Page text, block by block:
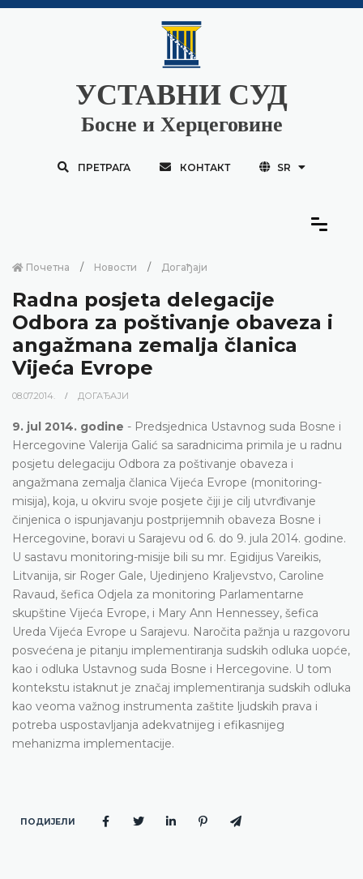
УСТАВНИ СУД
Босне и Херцеговине
ПРЕТРАГА КОНТАКТ SR
Почетна Новости Догађаји
Radna posjeta delegacije
Odbora za poštivanje obaveza i
angažmana zemalja članica
Vijeća Evrope
08.07.2014. ДОГАЂАЈИ
9. jul 2014. godine - Predsjednica Ustavnog suda Bosne i
Hercegovine Valerija Galić sa saradnicima primila je u radnu
posjetu delegaciju Odbora za poštivanje obaveza i
angažmana zemalja članica Vijeća Evrope (monitoring-
misija), koja, u okviru svoje posjete čiji je cilj utvrđivanje
činjenica o ispunjavanju postprijemnih obaveza Bosne i
Hercegovine, boravi u Sarajevu od 6. do 9. jula 2014. godine.
U sastavu monitoring-misije bili su mr. Egidijus Vareikis,
Litvanija, sir Roger Gale, Ujedinjeno Kraljevstvo, Caroline
Ravaud, šefica Odjela za monitoring Parlamentarne
skupštine Vijeća Evrope, i Mary Ann Hennessey, šefica
Ureda Vijeća Evrope u Sarajevu. Naročita pažnja u razgovoru
posvećena je pitanju implementiranja sudskih odluka uopće,
kao i odluka Ustavnog suda Bosne i Hercegovine. U tom
kontekstu istaknut je značaj implementiranja sudskih odluka
kao veoma važnog instrumenta zaštite ljudskih prava i
potreba uspostavljanja adekvatnijeg i efikasnijeg
mehanizma implementacije.
ПОДИЈЕЛИ